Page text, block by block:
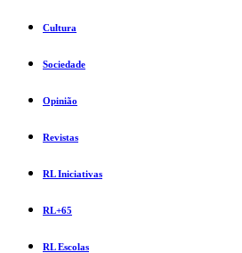
Cultura
Sociedade
Opinião
Revistas
RL Iniciativas
RL+65
RL Escolas